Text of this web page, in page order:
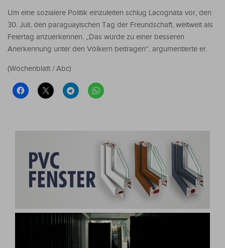
Um eine sozialere Politik einzuleiten schlug Lacognata vor, den
30. Juli, den paraguayischen Tag der Freundschaft, weltweit als
Feiertag anzuerkennen. „Das würde zu einer besseren
Anerkennung unter den Völkern beitragen“, argumentierte er.
(Wochenblatt / Abc)